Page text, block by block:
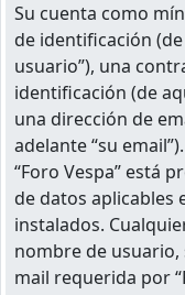
Su cuenta como
de identificación
usuario”), una
identificación (de
una dirección de
adelante “su
“Foro Vespa” está
de datos aplicables
instalados.
nombre de usuario,
mail requerida por